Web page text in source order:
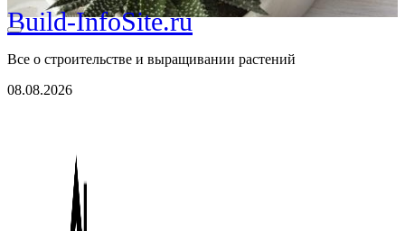
Build-InfoSite.ru
Все о строительстве и выращивании растений
08.08.2026